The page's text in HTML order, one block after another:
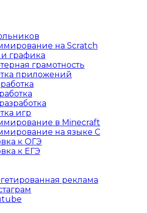
на Scratch
графика
грамотность
приложений
игр
в Minecraft
на языке C
к ОГЭ
к ЕГЭ
реклама